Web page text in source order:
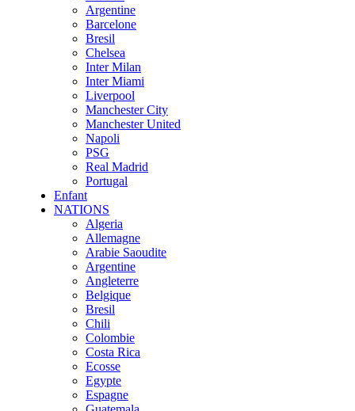
Argentine
Barcelone
Bresil
Chelsea
Inter Milan
Inter Miami
Liverpool
Manchester City
Manchester United
Napoli
PSG
Real Madrid
Portugal
Enfant
NATIONS
Algeria
Allemagne
Arabie Saoudite
Argentine
Angleterre
Belgique
Bresil
Chili
Colombie
Costa Rica
Ecosse
Egypte
Espagne